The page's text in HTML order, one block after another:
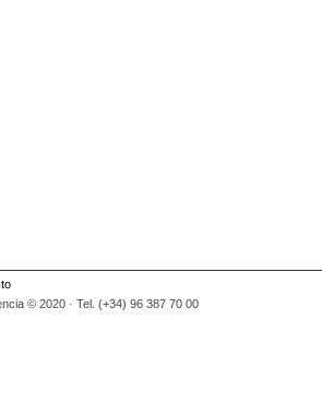
© 2020 · Tel. (+34) 96 387 70 00